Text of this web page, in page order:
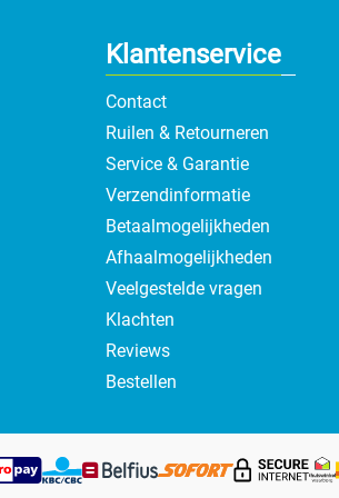
Klantenservice
Contact
Ruilen & Retourneren
Service & Garantie
Verzendinformatie
Betaalmogelijkheden
Afhaalmogelijkheden
Veelgestelde vragen
Klachten
Reviews
Bestellen